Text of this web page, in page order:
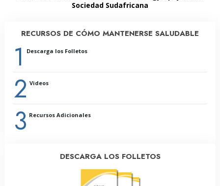
Sociedad Sudafricana
RECURSOS DE CÓMO MANTENERSE SALUDABLE
1 Descarga los Folletos
2 Videos
3 Recursos Adicionales
DESCARGA LOS FOLLETOS